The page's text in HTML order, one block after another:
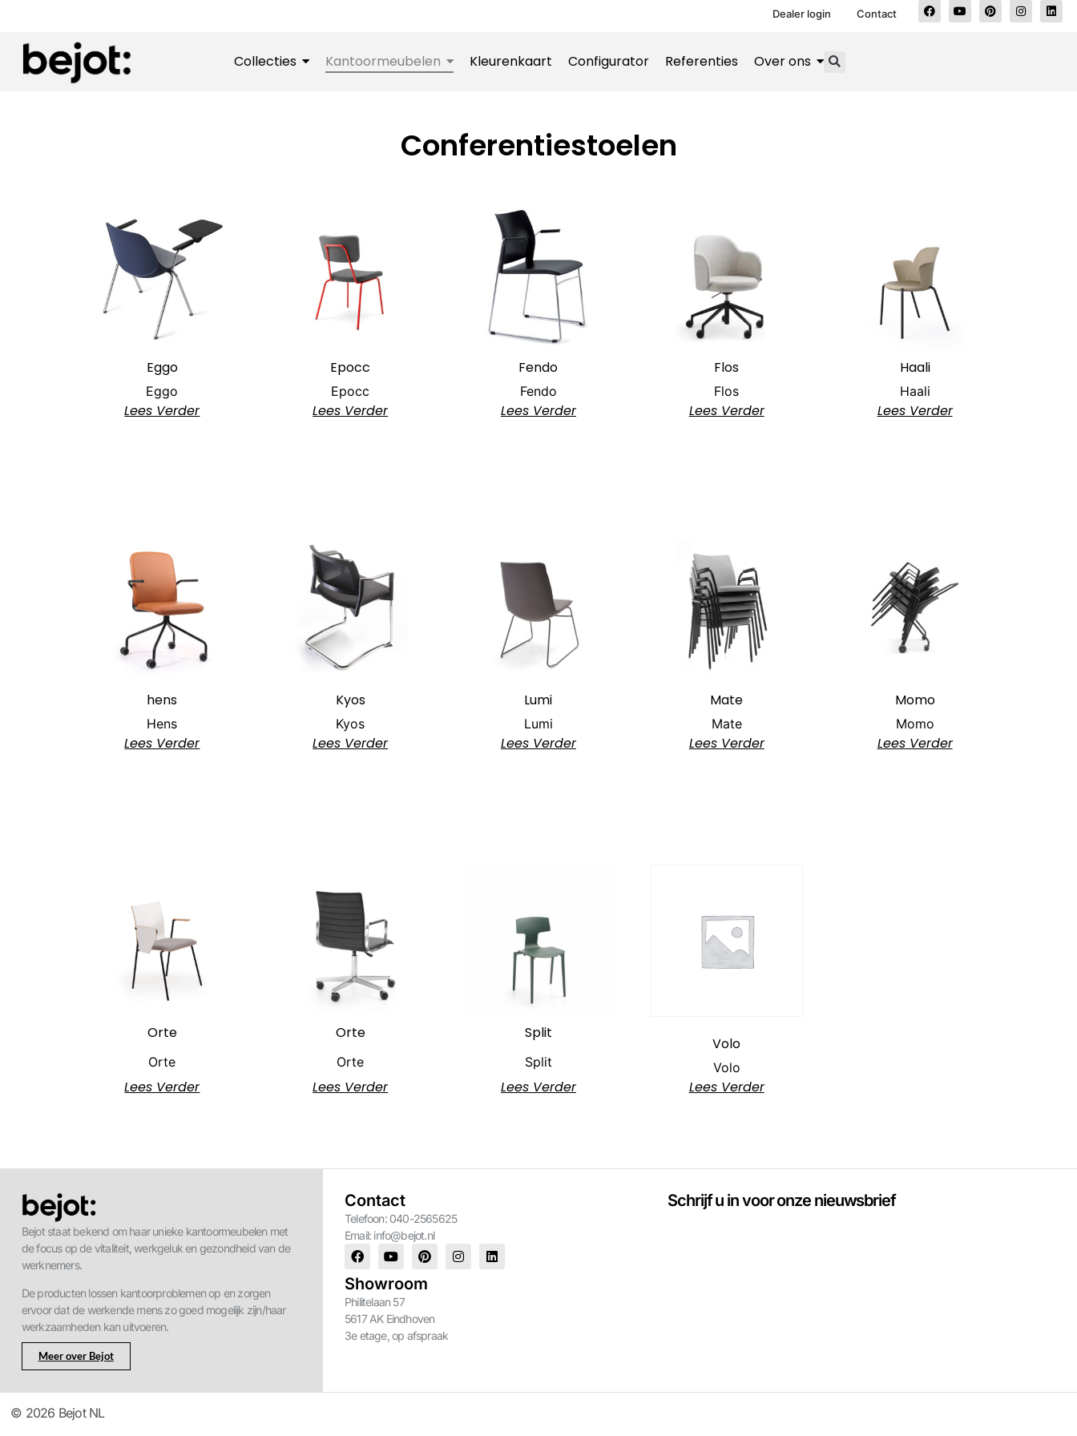
Dealer login Contact
Collecties Kantoormeubelen Kleurenkaart Configurator Referenties Over ons
Conferentiestoelen
Eggo
Eggo
Lees Verder
Epocc
Epocc
Lees Verder
Fendo
Fendo
Lees Verder
Flos
Flos
Lees Verder
Haali
Haali
Lees Verder
hens
Hens
Lees Verder
Kyos
Kyos
Lees Verder
Lumi
Lumi
Lees Verder
Mate
Mate
Lees Verder
Momo
Momo
Lees Verder
Orte
Orte
Lees Verder
Orte
Orte
Lees Verder
Split
Split
Lees Verder
Volo
Volo
Lees Verder
Bejot staat bekend om haar unieke kantoormeubelen met
de focus op de vitaliteit, werkgeluk en gezondheid van de
werknemers.
De producten lossen kantoorproblemen op en zorgen
ervoor dat de werkende mens zo goed mogelijk zijn/haar
werkzaamheden kan uitvoeren.
Meer over Bejot
Contact
Telefoon: 040-2565625
Email: info@bejot.nl
Showroom
Philitelaan 57
5617 AK Eindhoven
3e etage, op afspraak
Schrijf u in voor onze nieuwsbrief
© 2026 Bejot NL